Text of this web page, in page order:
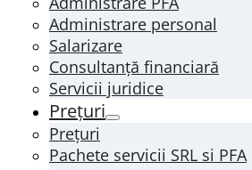
Administrare personal
Salarizare
Consultanță financiară
Servicii juridice
Prețuri
Prețuri
Pachete servicii SRL si PFA